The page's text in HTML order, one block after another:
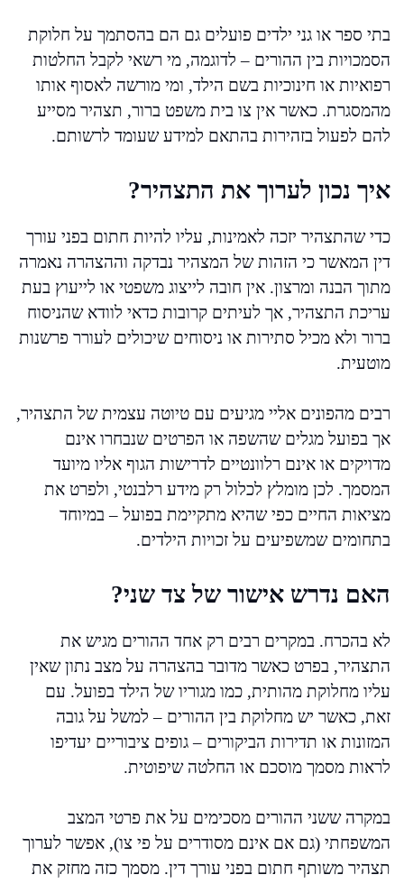
בתי ספר או גני ילדים פועלים גם הם בהסתמך על חלוקת
הסמכויות בין ההורים – לדוגמה, מי רשאי לקבל החלטות
רפואיות או חינוכיות בשם הילד, ומי מורשה לאסוף אותו
מהמסגרת. כאשר אין צו בית משפט ברור, תצהיר מסייע
להם לפעול בזהירות בהתאם למידע שעומד לרשותם.
איך נכון לערוך את התצהיר?
כדי שהתצהיר יזכה לאמינות, עליו להיות חתום בפני עורך
דין המאשר כי הזהות של המצהיר נבדקה וההצהרה נאמרה
מתוך הבנה ומרצון. אין חובה לייצוג משפטי או לייעוץ בעת
עריכת התצהיר, אך לעיתים קרובות כדאי לוודא שהניסוח
ברור ולא מכיל סתירות או ניסוחים שיכולים לעורר פרשנות
מוטעית.
רבים מהפונים אליי מגיעים עם טיוטה עצמית של התצהיר,
אך בפועל מגלים שהשפה או הפרטים שנבחרו אינם
מדויקים או אינם רלוונטיים לדרישות הגוף אליו מיועד
המסמך. לכן מומלץ לכלול רק מידע רלבנטי, ולפרט את
מציאות החיים כפי שהיא מתקיימת בפועל – במיוחד
בתחומים שמשפיעים על זכויות הילדים.
האם נדרש אישור של צד שני?
לא בהכרח. במקרים רבים רק אחד ההורים מגיש את
התצהיר, בפרט כאשר מדובר בהצהרה על מצב נתון שאין
עליו מחלוקת מהותית, כמו מגוריו של הילד בפועל. עם
זאת, כאשר יש מחלוקת בין ההורים – למשל על גובה
המזונות או תדירות הביקורים – גופים ציבוריים יעדיפו
לראות מסמך מוסכם או החלטה שיפוטית.
במקרה ששני ההורים מסכימים על את פרטי המצב
המשפחתי (גם אם אינם מסודרים על פי צו), אפשר לערוך
תצהיר משותף חתום בפני עורך דין. מסמך כזה מחזק את